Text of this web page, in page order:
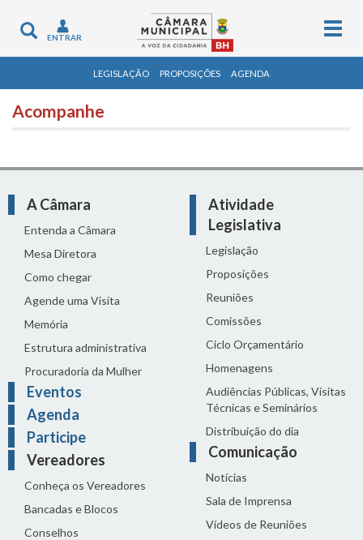
Toggle
navigation
ENTRAR
LEGISLAÇÃO PROPOSIÇÕES AGENDA
Acompanhe
A Câmara
Entenda a Câmara
Mesa Diretora
Como chegar
Agende uma Visita
Memória
Estrutura administrativa
Procuradoria da Mulher
Eventos
Agenda
Participe
Vereadores
Conheça os Vereadores
Bancadas e Blocos
Conselhos
Atividade
Legislativa
Legislação
Proposições
Reuniões
Comissões
Ciclo Orçamentário
Homenagens
Audiências Públicas, Visitas
Técnicas e Seminários
Distribuição do dia
Comunicação
Notícias
Sala de Imprensa
Vídeos de Reuniões